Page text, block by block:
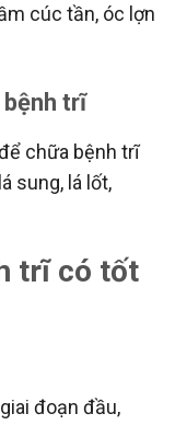
cúc tần, óc lợn
trĩ
chữa bệnh trĩ
sung, lá lốt,
trĩ có tốt
đoạn đầu,